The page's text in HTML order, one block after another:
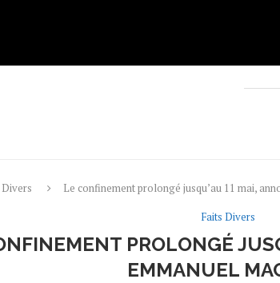
Divers
Le confinement prolongé jusqu’au 11 mai,
Faits Divers
PROLONGÉ
EMMANUEL